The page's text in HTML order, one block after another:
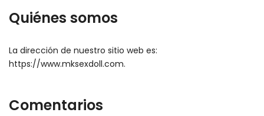
Quiénes somos
La dirección de nuestro sitio web es:
https://www.mksexdoll.com.
Comentarios